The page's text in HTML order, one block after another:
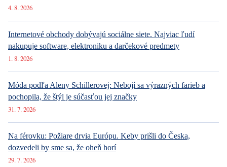
4. 8. 2026
Internetové obchody dobývajú sociálne siete. Najviac ľudí
nakupuje software, elektroniku a darčekové predmety
1. 8. 2026
Móda podľa Aleny Schillerovej: Nebojí sa výrazných farieb a
pochopila, že štýl je súčasťou jej značky
31. 7. 2026
Na férovku: Požiare drvia Európu. Keby prišli do Česka,
dozvedeli by sme sa, že oheň horí
29. 7. 2026